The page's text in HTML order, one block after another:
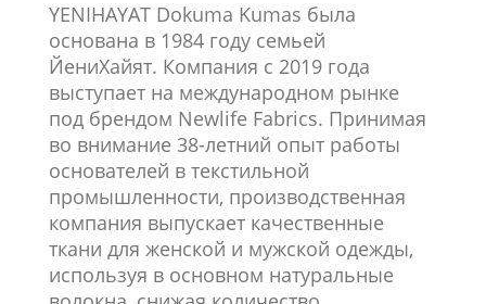
YENIHAYAT Dokuma Kumas была
основана в 1984 году семьей
ЙениХайят. Компания с 2019 года
выступает на международном рынке
под брендом Newlife Fabrics. Принимая
во внимание 38-летний опыт работы
основателей в текстильной
промышленности, производственная
компания выпускает качественные
ткани для женской и мужской одежды,
используя в основном натуральные